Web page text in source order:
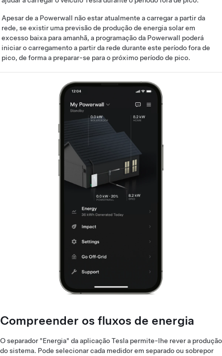
Apesar de a Powerwall não estar atualmente a carregar a partir da
rede, se existir uma previsão de produção de energia solar em
excesso baixa para amanhã, a programação da Powerwall poderá
iniciar o carregamento a partir da rede durante este período fora de
pico, de forma a preparar-se para o próximo período de pico.
Compreender os fluxos de energia
O separador "Energia" da aplicação Tesla permite-lhe rever a produção
do sistema. Pode selecionar cada medidor em separado ou sobrepor